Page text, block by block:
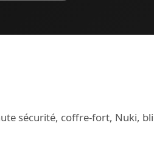
sécurité, coffre-fort, Nuki,